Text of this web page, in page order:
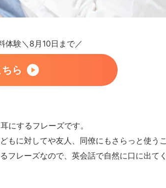
体験＼8月10日まで／
ら
にするフレーズです。
もに対してや友人、同僚にもさらっと使うこ
フレーズなので、英会話で自然に口に出てく